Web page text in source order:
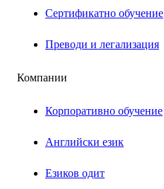
Сертификатно обучение
Преводи и легализация
Компании
Корпоративно обучение
Английски език
Езиков одит